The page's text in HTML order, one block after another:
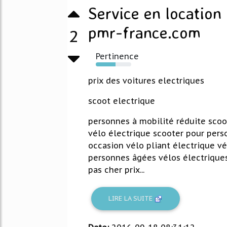
2
Service en
pmr-france.com
Pertinence
56%
prix des voitures electriques
scoot electrique
personnes à mobilité réduite
vélo électrique scooter pour
occasion vélo pliant électrique
personnes âgées vélos
pas cher prix...
LIRE LA SUITE